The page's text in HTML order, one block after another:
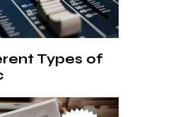
Types of